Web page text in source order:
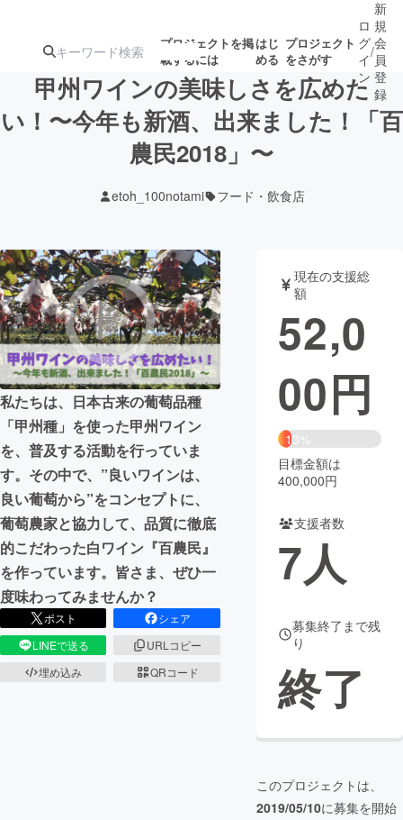
プロジェクトを掲
載するには
はじ
める
プロジェクト
をさがす
注目の新着プロ募集終了が近いプ
テクノロジー・ガジェット
映像・映画 書籍・雑誌
ビジネス・起業 チャレンジ
まちづくり・地域活性化
CAMPFIRE for Social Good
CAMPFIRE Creation
CAMPFIREふるさと納税machi-ya コミュニティ
ロ
グ
イ
ン
/
新
規
会
員
登
録
甲州ワインの美味しさを広めた
い！〜今年も新酒、出来ました！「百
農民2018」〜
etoh_100notami フード・飲食店
私たちは、日本古来の葡萄品種
「甲州種」を使った甲州ワイン
を、普及する活動を行っていま
す。その中で、”良いワインは、
良い葡萄から”をコンセプトに、
葡萄農家と協力して、品質に徹底
的こだわった白ワイン『百農民』
を作っています。皆さま、ぜひ一
度味わってみませんか？
ポスト
シェア
LINEで送る
URLコピー
埋め込み
QRコード
現在の支援総
額
52,0
00円
13%
目標金額は
400,000円
支援者数
7人
募集終了まで残
り
終了
このプロジェクトは、
2019/05/10に募集を開始